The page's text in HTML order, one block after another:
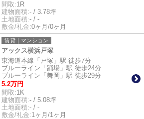
間取:1R
建物面積:- / 3.78坪
土地面積:- / -
敷金/礼金:0ヶ月/0ヶ月
賃貸｜マンション
アックス横浜戸塚
東海道本線「戸塚」駅 徒歩7分
ブルーライン「踊場」駅 徒歩24分
ブルーライン「舞岡」駅 徒歩29分
5.2万円
間取:1K
建物面積:- / 5.08坪
土地面積:- / -
敷金/礼金:1ヶ月/1ヶ月